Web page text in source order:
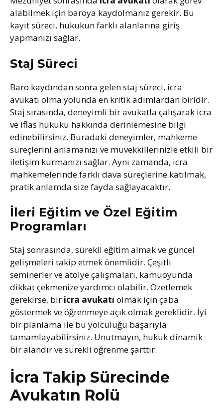
alabilmek için baroya kaydolmanız gerekir. Bu
kayıt süreci, hukukun farklı alanlarına giriş
yapmanızı sağlar.
Staj Süreci
Baro kaydından sonra gelen staj süreci, icra
avukatı olma yolunda en kritik adımlardan biridir.
Staj sırasında, deneyimli bir avukatla çalışarak icra
ve iflas hukuku hakkında derinlemesine bilgi
edinebilirsiniz. Buradaki deneyimler, mahkeme
süreçlerini anlamanızı ve müvekkillerinizle etkili bir
iletişim kurmanızı sağlar. Aynı zamanda, icra
mahkemelerinde farklı dava süreçlerine katılmak,
pratik anlamda size fayda sağlayacaktır.
İleri Eğitim ve Özel Eğitim
Programları
Staj sonrasında, sürekli eğitim almak ve güncel
gelişmeleri takip etmek önemlidir. Çeşitli
seminerler ve atölye çalışmaları, kamuoyunda
dikkat çekmenize yardımcı olabilir. Özetlemek
gerekirse, bir icra avukatı olmak için çaba
göstermek ve öğrenmeye açık olmak gereklidir. İyi
bir planlama ile bu yolculuğu başarıyla
tamamlayabilirsiniz. Unutmayın, hukuk dinamik
bir alandır ve sürekli öğrenme şarttır.
İcra Takip Sürecinde
Avukatın Rolü